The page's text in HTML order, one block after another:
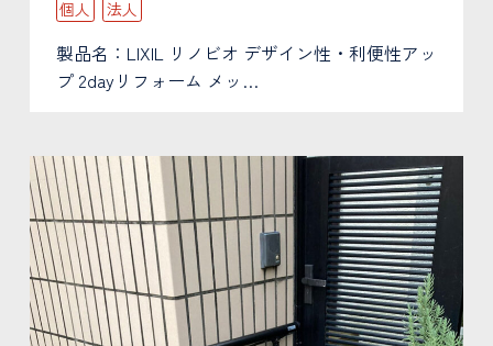
個人 法人
製品名：LIXIL リノビオ デザイン性・利便性アッ
プ 2dayリフォーム メッ…